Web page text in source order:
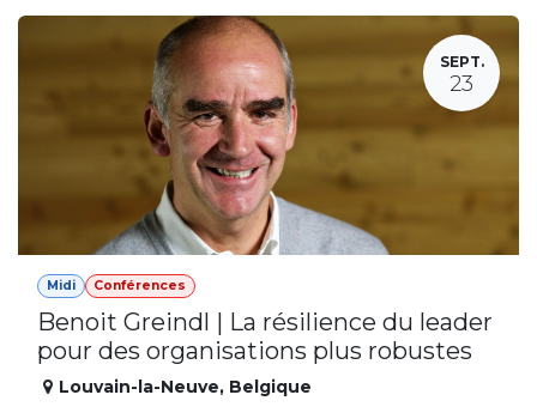
SEPT.
23
Midi Conférences
Benoit Greindl | La résilience du leader
pour des organisations plus robustes
Louvain-la-Neuve, Belgique